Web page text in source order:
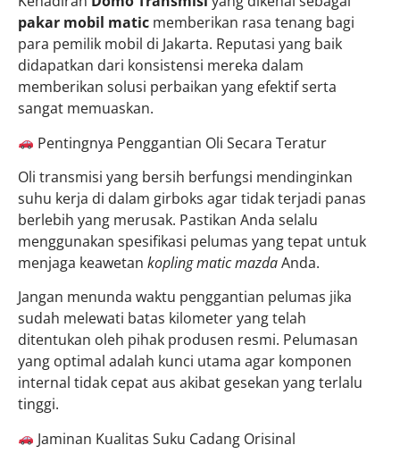
pakar mobil matic memberikan rasa tenang bagi
para pemilik mobil di Jakarta. Reputasi yang baik
didapatkan dari konsistensi mereka dalam
memberikan solusi perbaikan yang efektif serta
sangat memuaskan.
Pentingnya Penggantian Oli Secara Teratur
Oli transmisi yang bersih berfungsi mendinginkan
suhu kerja di dalam girboks agar tidak terjadi panas
berlebih yang merusak. Pastikan Anda selalu
menggunakan spesifikasi pelumas yang tepat untuk
menjaga keawetan kopling matic mazdaAnda.
Jangan menunda waktu penggantian pelumas jika
sudah melewati batas kilometer yang telah
ditentukan oleh pihak produsen resmi. Pelumasan
yang optimal adalah kunci utama agar komponen
internal tidak cepat aus akibat gesekan yang terlalu
tinggi.
Jaminan Kualitas Suku Cadang Orisinal